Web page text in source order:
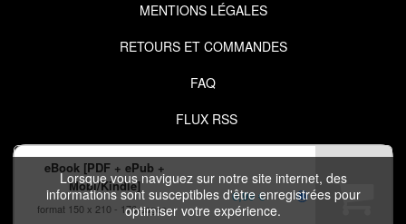
Lorsque vous naviguez sur notre site internet, des
informations sont susceptibles d'être enregistrées pour
optimiser votre expérience.
eBook [PDF + ePub +
Mobi/Kindle]
format 150 x 210
176 pages
6,99 €
MENTIONS LÉGALES
RETOURS ET COMMANDES
FAQ
FLUX RSS